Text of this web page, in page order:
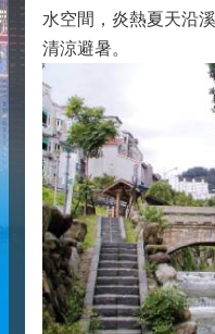
水空間，炎熱夏天沿
清涼避暑。